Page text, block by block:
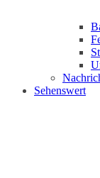
Sehenswert